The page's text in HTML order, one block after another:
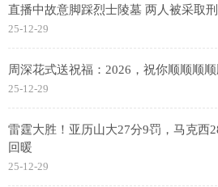
直播中故意脚踩烈士陵墓 两人被采取
25-12-29
周深花式送祝福：2026，祝你顺顺顺顺
25-12-29
雷霆大胜！亚历山大27分9罚，马克西
回暖
25-12-29